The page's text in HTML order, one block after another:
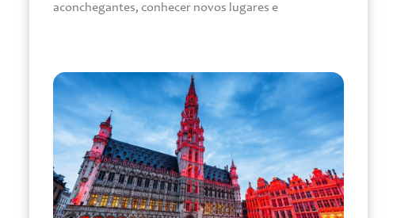
aconchegantes, conhecer novos lugares e